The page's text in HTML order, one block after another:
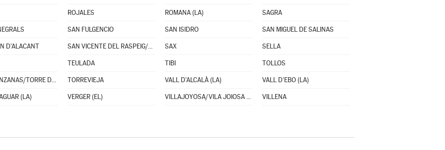
ROJALES ROMANA (LA) SAGRA
SAN FULGENCIO SAN ISIDRO SAN MIGUEL DE SALINAS
D'ALACANT SAN VICENTE DEL RASPEIG/SANT VICENT DEL RASPEIG SAX SELLA
TEULADA TIBI TOLLOS
TORREMANZANAS/TORRE DE LES MAÇANES (LA) TORREVIEJA VALL D'ALCALÀ (LA) VALL D'EBO (LA)
(LA) VERGER (EL) VILLAJOYOSA/VILA JOIOSA (LA) VILLENA